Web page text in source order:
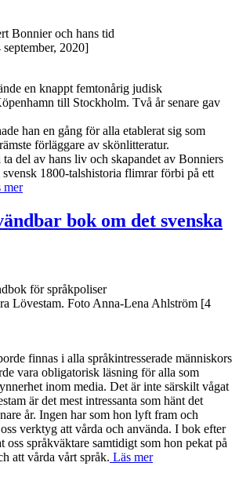
Bonnier och hans tid
september, 2020]
en knappt femtonårig judisk
till Stockholm. Två år senare gav
han en gång för alla etablerat sig som
förläggare av skönlitteratur.
del av hans liv och skapandet av Bonniers
1800-talshistoria flimrar förbi på ett
mer
bok om det svenska
för språkpoliser
[4
finnas i alla språkintresserade människors
vara obligatorisk läsning för alla som
inom media. Det är inte särskilt vågat
är det mest intressanta som hänt det
år. Ingen har som hon lyft fram och
verktyg att vårda och använda. I bok efter
oss språkväktare samtidigt som hon pekat på
att vårda vårt språk. Läs mer